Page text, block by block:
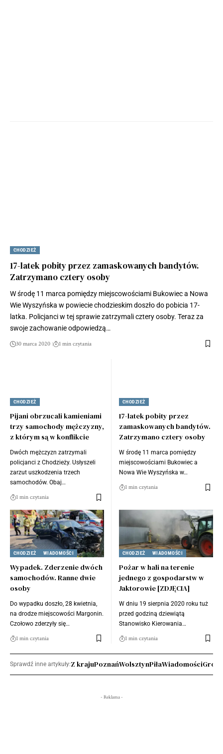
CHODZIEŻ
17-latek pobity przez zamaskowanych bandytów.
Zatrzymano cztery osoby
W środę 11 marca pomiędzy miejscowościami Bukowiec a Nowa
Wie Wyszyńska w powiecie chodzieskim doszło do pobicia 17-
latka. Policjanci w tej sprawie zatrzymali cztery osoby. Teraz za
swoje zachowanie odpowiedzą…
30 marca 2020 1 min czytania
CHODZIEŻ
Pijani obrzucali kamieniami
trzy samochody mężczyzny,
z którym są w konflikcie
Dwóch mężczyzn zatrzymali
policjanci z Chodzieży. Usłyszeli
zarzut uszkodzenia trzech
samochodów. Obaj…
1 min czytania
CHODZIEŻ
17-latek pobity przez
zamaskowanych bandytów.
Zatrzymano cztery osoby
W środę 11 marca pomiędzy
miejscowościami Bukowiec a
Nowa Wie Wyszyńska w…
1 min czytania
CHODZIEŻ WIADOMOŚCI
Wypadek. Zderzenie dwóch
samochodów. Ranne dwie
osoby
Do wypadku doszło, 28 kwietnia,
na drodze miejscowości Margonin.
Czołowo zderzyły się…
1 min czytania
CHODZIEŻ WIADOMOŚCI
Pożar w hali na terenie
jednego z gospodarstw w
Jaktorowie [ZDJĘCIA]
W dniu 19 sierpnia 2020 roku tuż
przed godziną dziewiątą
Stanowisko Kierowania…
1 min czytania
Sprawdź inne artykuły:Z krajuPoznańWolsztynPiłaWiadomości
- Reklama -